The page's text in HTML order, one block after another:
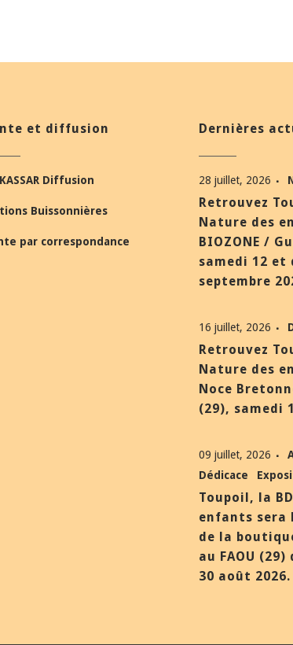
et diffusion
Diffusion
Buissonnières
par correspondance
Dernières
28 juillet, 2026
Retrouvez
Nature des
BIOZONE /
samedi 12 et
septembre
16 juillet, 2026
Retrouvez
Nature des
Noce
(29), samedi
09 juillet, 2026
Dédicace
Toupoil, la
enfants sera
de la boutique
au FAOU
30 août 2026.